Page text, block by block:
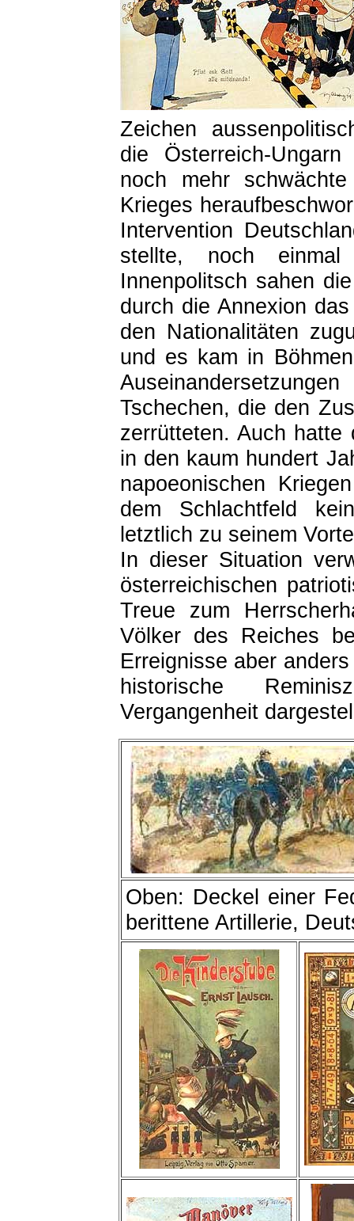
Zeichen
die Österreich-
noch mehr
Krieges
Intervention
stellte, noch einmal
Innenpolitsch sahen
durch die Annexion
den Nationalitäten
und es kam in
Tschechen, die den
zerrütteten. Auch hatte
in den kaum hundert
napoeonischen
dem Schlachtfeld
letztlich zu seinem
In dieser Situation
österreichischen
Treue zum
Völker des Reiches
Erreignisse aber
historische
Vergangenheit
Oben: Deckel einer
berittene Artillerie,